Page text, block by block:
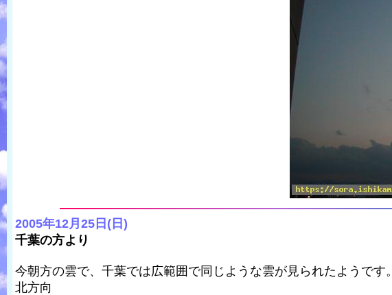
2005年12月25日(日)
千葉の方より
今朝方の雲で、千葉では広範囲で同じような雲が見られたようです。
北方向